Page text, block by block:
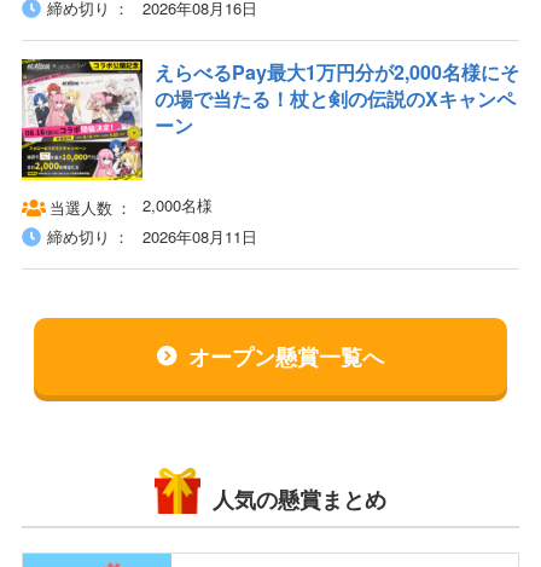
締め切り
2026年08月16日
えらべるPay最大1万円分が2,000名様にそ
の場で当たる！杖と剣の伝説のXキャンペ
ーン
当選人数
2,000名様
締め切り
2026年08月11日
オープン懸賞一覧へ
人気の懸賞まとめ